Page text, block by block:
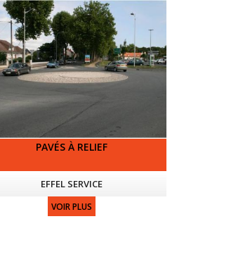
PAVÉS À RELIEF
EFFEL SERVICE
VOIR PLUS